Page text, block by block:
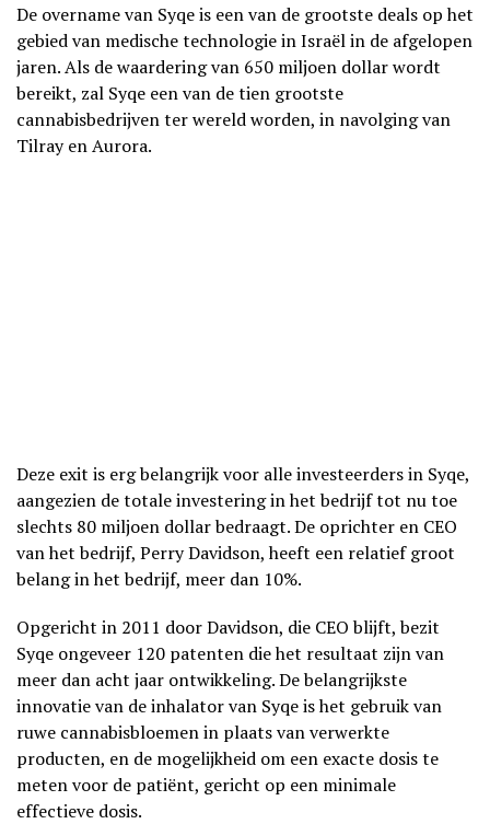
De overname van Syqe is een van de grootste deals op het
gebied van medische technologie in Israël in de afgelopen
jaren. Als de waardering van 650 miljoen dollar wordt
bereikt, zal Syqe een van de tien grootste
cannabisbedrijven ter wereld worden, in navolging van
Tilray en Aurora.
Deze exit is erg belangrijk voor alle investeerders in Syqe,
aangezien de totale investering in het bedrijf tot nu toe
slechts 80 miljoen dollar bedraagt. De oprichter en CEO
van het bedrijf, Perry Davidson, heeft een relatief groot
belang in het bedrijf, meer dan 10%.
Opgericht in 2011 door Davidson, die CEO blijft, bezit
Syqe ongeveer 120 patenten die het resultaat zijn van
meer dan acht jaar ontwikkeling. De belangrijkste
innovatie van de inhalator van Syqe is het gebruik van
ruwe cannabisbloemen in plaats van verwerkte
producten, en de mogelijkheid om een exacte dosis te
meten voor de patiënt, gericht op een minimale
effectieve dosis.